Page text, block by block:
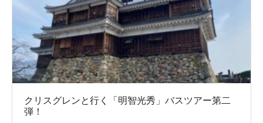
クリスグレンと行く「明智光秀」バスツアー第二
弾！